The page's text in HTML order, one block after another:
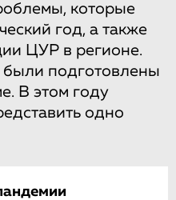
которые
год, а также
ЦУР в регионе.
были подготовлены
В этом году
одно